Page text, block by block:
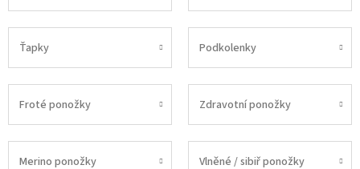
Ťapky Podkolenky
Froté ponožky Zdravotní ponožky
Merino ponožky Vlněné / sibiř ponožky